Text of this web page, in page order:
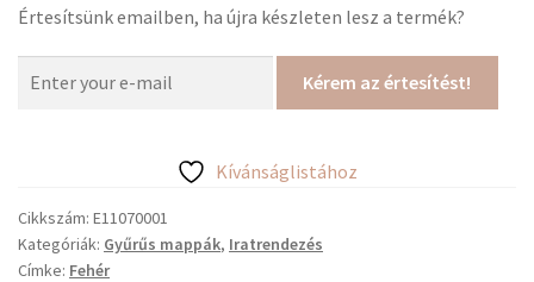
Értesítsünk emailben, ha újra készleten lesz a termék?
Kérem az értesítést!
Kívánságlistához
Cikkszám: E11070001
Kategóriák: Gyűrűs mappák, Iratrendezés
Címke: Fehér